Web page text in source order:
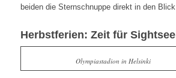
beiden die Sternschnuppe direkt in den
Herbstferien: Zeit für
Olympiastadion in Helsinki